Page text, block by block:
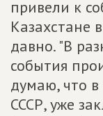
привели к
Казахстане
давно. "В
события
думаю, что в
СССР, уже